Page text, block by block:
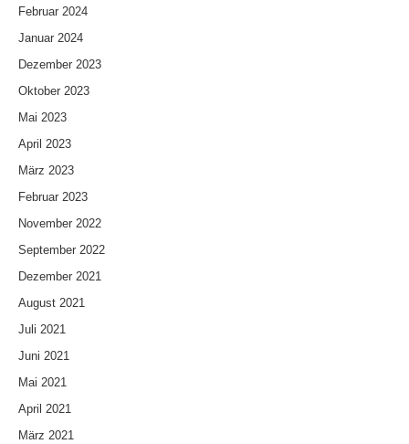
Februar 2024
Januar 2024
Dezember 2023
Oktober 2023
Mai 2023
April 2023
März 2023
Februar 2023
November 2022
September 2022
Dezember 2021
August 2021
Juli 2021
Juni 2021
Mai 2021
April 2021
März 2021